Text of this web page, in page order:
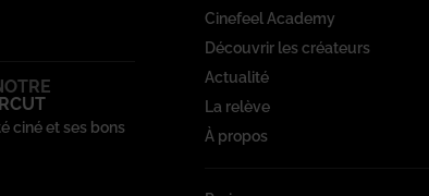
ciné et ses bons
Cinefeel Academy
Découvrir les créateurs
Actualité
La relève
À propos